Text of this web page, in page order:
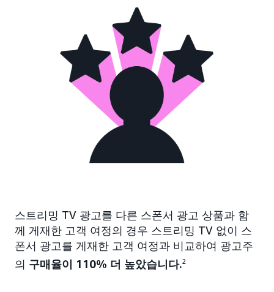
스트리밍 TV 광고를 다른 스폰서 광고 상품과 함
께 게재한 고객 여정의 경우 스트리밍 TV 없이 스
폰서 광고를 게재한 고객 여정과 비교하여 광고주
의 구매율이 110% 더 높았습니다.2